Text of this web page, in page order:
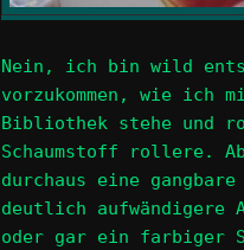
Nein, ich bin wild
vorzukommen, wie ich
Bibliothek stehe und
Schaumstoff rollere.
durchaus eine
deutlich
oder gar ein farbiger